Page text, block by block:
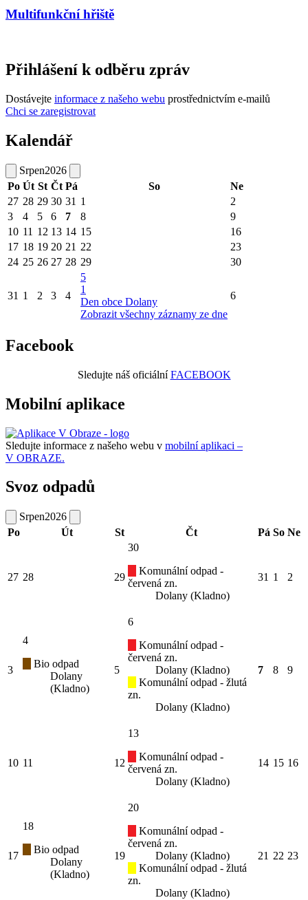
Multifunkční hřiště
Přihlášení k odběru zpráv
Dostávejte informace z našeho webu prostřednictvím e-mailů
Chci se zaregistrovat
Kalendář
Srpen2026
Po Út St Čt Pá So
Ne
27 28 29 30 31 1
2
3
4 5 6 7 8
9
10 11 12 13 14 15
16
17 18 19 20 21 22
23
24 25 26 27 28 29 30
31 1 2 3 4
5
1
Den obce Dolany
Zobrazit všechny záznamy ze dne
6
Facebook
Sledujte náš oficiálníFACEBOOK
Mobilní aplikace
Sledujte informace z našeho webu v mobilní aplikaci –
V OBRAZE.
Svoz odpadů
Srpen2026
Po
Út St Čt Pá So Ne
27 28 29
30
Komunální odpad -
červená zn.
Dolany (Kladno)
31 1 2
3
4
Bio odpad
Dolany
(Kladno)
5
6
Komunální odpad -
červená zn.
Dolany (Kladno)
Komunální odpad - žlutá
zn.
Dolany (Kladno)
7 8 9
10 11 12
13
Komunální odpad -
červená zn.
Dolany (Kladno)
14 15 16
17
18
Bio odpad
Dolany
(Kladno)
19
20
Komunální odpad -
červená zn.
Dolany (Kladno)
Komunální odpad - žlutá
zn.
Dolany (Kladno)
21 22 23